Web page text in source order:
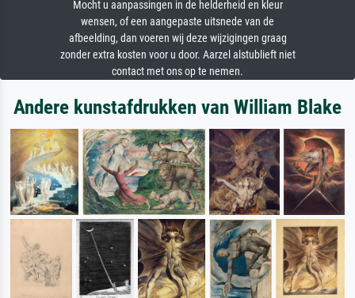
Mocht u aanpassingen in de helderheid en kleur
wensen, of een aangepaste uitsnede van de
afbeelding, dan voeren wij deze wijzigingen graag
zonder extra kosten voor u door. Aarzel alstublieft niet
contact met ons op te nemen.
Andere kunstafdrukken van William Blake